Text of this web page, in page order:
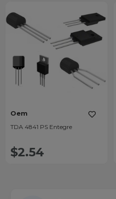
Oem
TDA 4841 PS Entegre
$2.54